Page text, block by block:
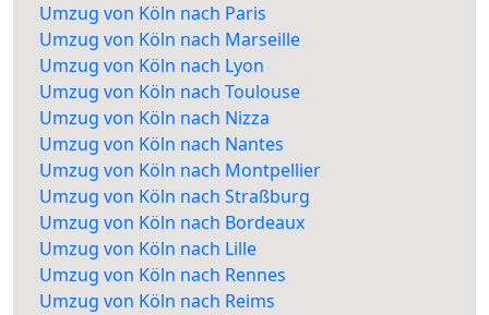
Umzug von Köln nach Paris
Umzug von Köln nach Marseille
Umzug von Köln nach Lyon
Umzug von Köln nach Toulouse
Umzug von Köln nach Nizza
Umzug von Köln nach Nantes
Umzug von Köln nach Montpellier
Umzug von Köln nach Straßburg
Umzug von Köln nach Bordeaux
Umzug von Köln nach Lille
Umzug von Köln nach Rennes
Umzug von Köln nach Reims